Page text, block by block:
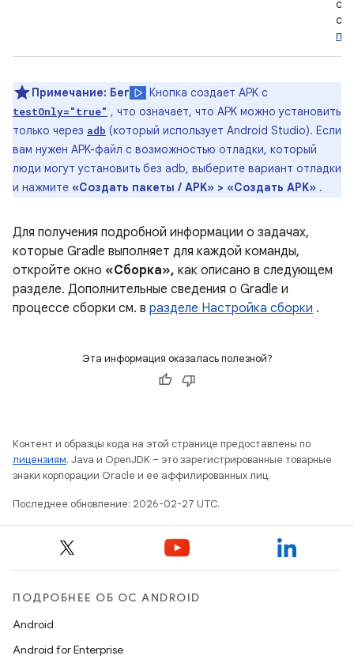
о
Примечание: Бег Кнопка создает APK с
testOnly="true" , ​​что означает, что APK можно установить
только через adb (который использует Android Studio). Если
вам нужен APK-файл с возможностью отладки, который
люди могут установить без adb, выберите вариант отладки
и нажмите «Создать пакеты / APK» > «Создать APK» .
Для получения подробной информации о задачах,
которые Gradle выполняет для каждой команды,
откройте окно «Сборка», как описано в следующем
разделе. Дополнительные сведения о Gradle и
процессе сборки см. в разделе Настройка сборки .
Эта информация оказалась полезной?
Контент и образцы кода на этой странице предоставлены по
лицензиям. Java и OpenJDK – это зарегистрированные товарные
знаки корпорации Oracle и ее аффилированных лиц.
Последнее обновление: 2026-02-27 UTC.
ПОДРОБНЕЕ ОБ ОС ANDROID
Android
Android for Enterprise